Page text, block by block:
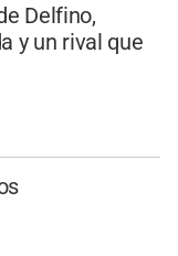
Delfino,
y un rival que